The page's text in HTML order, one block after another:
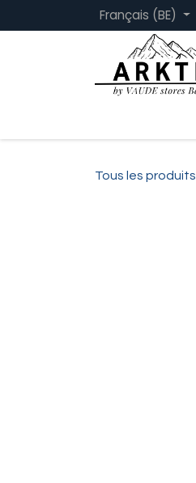
Se rendre au contenuFrançais (BE)
Tous les produits